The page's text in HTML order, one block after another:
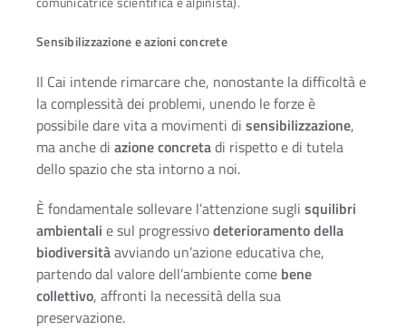
Sensibilizzazione e azioni concrete
Il Cai intende rimarcare che, nonostante la difficoltà e
la complessità dei problemi, unendo le forze è
possibile dare vita a movimenti di sensibilizzazione,
ma anche di azione concretadi rispetto e di tutela
dello spazio che sta intorno a noi.
È fondamentale sollevare l’attenzione sugli squilibri
ambientali e sul progressivodeterioramento della
biodiversitàavviando un’azione educativa che,
partendo dal valore dell’ambiente come bene
collettivo, affronti la necessità della sua
preservazione.